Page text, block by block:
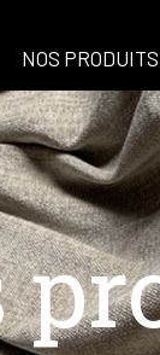
NOS PRODUITS